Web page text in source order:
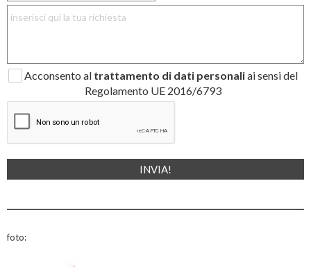
Acconsento al trattamento di dati personaliai sensi del
Regolamento UE 2016/6793
foto: